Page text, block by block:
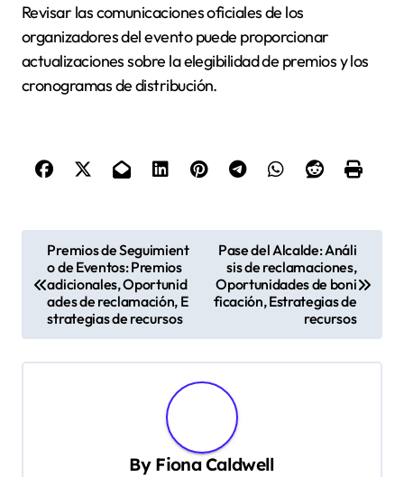
Revisar las comunicaciones oficiales de los
organizadores del evento puede proporcionar
actualizaciones sobre la elegibilidad de premios y los
cronogramas de distribución.
t
n
Premios de Seguimient
o de Eventos: Premios
adicionales, Oportunid
ades de reclamación, E
strategias de recursos
Pase del Alcalde: Análi
sis de reclamaciones,
Oportunidades de boni
ficación, Estrategias de
recursos
By Fiona Caldwell